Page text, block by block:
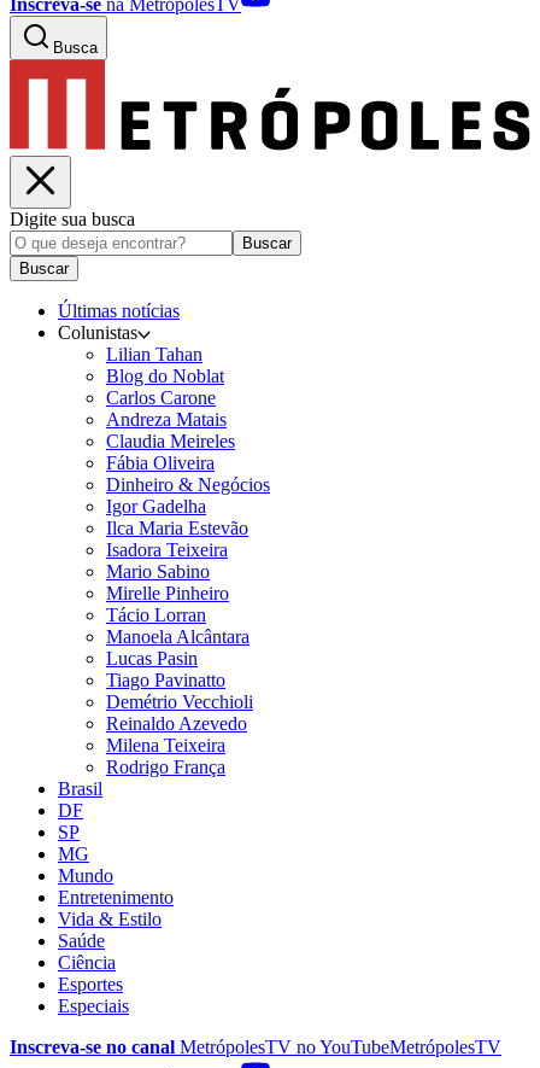
Inscreva-se na MetrópolesTV
Busca
Digite sua busca
Buscar
Buscar
Últimas notícias
Colunistas
Lilian Tahan
Blog do Noblat
Carlos Carone
Andreza Matais
Claudia Meireles
Fábia Oliveira
Dinheiro & Negócios
Igor Gadelha
Ilca Maria Estevão
Isadora Teixeira
Mario Sabino
Mirelle Pinheiro
Tácio Lorran
Manoela Alcântara
Lucas Pasin
Tiago Pavinatto
Demétrio Vecchioli
Reinaldo Azevedo
Milena Teixeira
Rodrigo França
Brasil
DF
SP
MG
Mundo
Entretenimento
Vida & Estilo
Saúde
Ciência
Esportes
Especiais
Inscreva-se no canal MetrópolesTV noYouTubeMetrópolesTV